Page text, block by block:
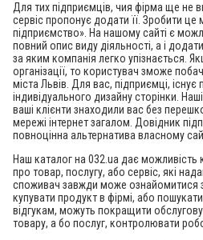
Для тих підприємців, чия фірма ще не
сервіс пропонує додати її. Зробити
підприємство». На нашому сайті є
повний опис виду діяльності, а і
за яким компанія легко упізнається.
організації, то користувач зможе
міста Львів. Для вас, підприємці,
індивідуального дизайну сторінки.
ваші клієнти знаходили вас без
мережі інтернет загалом. Довідник
повноцінна альтернатива власному
Наш каталог на 032.ua дає можливість
про товар, послугу, або сервіс, які
споживач завжди може ознайомитися
купувати продукт в фірмі, або
відгукам, можуть покращити
товару, а бо послуг, контролювати